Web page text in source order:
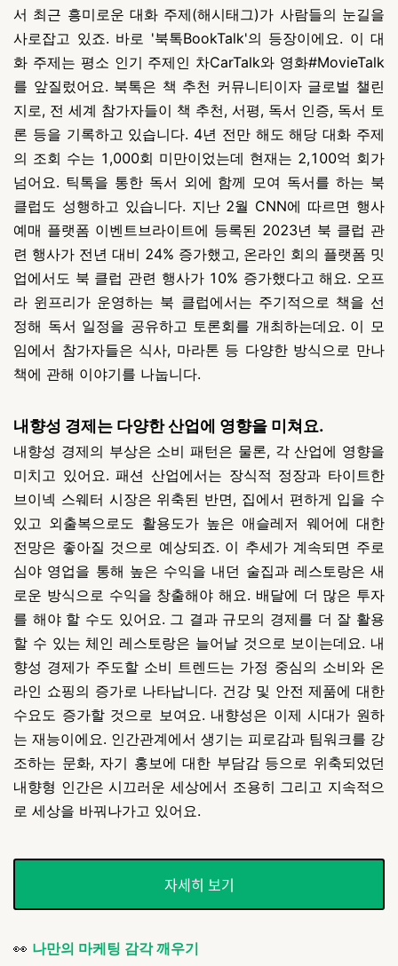
서 최근 흥미로운 대화 주제(해시태그)가 사람들의 눈길을
사로잡고 있죠. 바로 '북톡BookTalk'의 등장이에요. 이 대
화 주제는 평소 인기 주제인 차CarTalk와 영화#MovieTalk
를 앞질렀어요. 북톡은 책 추천 커뮤니티이자 글로벌 챌린
지로, 전 세계 참가자들이 책 추천, 서평, 독서 인증, 독서 토
론 등을 기록하고 있습니다. 4년 전만 해도 해당 대화 주제
의 조회 수는 1,000회 미만이었는데 현재는 2,100억 회가
넘어요. 틱톡을 통한 독서 외에 함께 모여 독서를 하는 북
클럽도 성행하고 있습니다. 지난 2월 CNN에 따르면 행사
예매 플랫폼 이벤트브라이트에 등록된 2023년 북 클럽 관
련 행사가 전년 대비 24% 증가했고, 온라인 회의 플랫폼 밋
업에서도 북 클럽 관련 행사가 10% 증가했다고 해요. 오프
라 윈프리가 운영하는 북 클럽에서는 주기적으로 책을 선
정해 독서 일정을 공유하고 토론회를 개최하는데요. 이 모
임에서 참가자들은 식사, 마라톤 등 다양한 방식으로 만나
책에 관해 이야기를 나눕니다.
내향성 경제는 다양한 산업에 영향을 미쳐요.
내향성 경제의 부상은 소비 패턴은 물론, 각 산업에 영향을
미치고 있어요. 패션 산업에서는 장식적 정장과 타이트한
브이넥 스웨터 시장은 위축된 반면, 집에서 편하게 입을 수
있고 외출복으로도 활용도가 높은 애슬레저 웨어에 대한
전망은 좋아질 것으로 예상되죠. 이 추세가 계속되면 주로
심야 영업을 통해 높은 수익을 내던 술집과 레스토랑은 새
로운 방식으로 수익을 창출해야 해요. 배달에 더 많은 투자
를 해야 할 수도 있어요. 그 결과 규모의 경제를 더 잘 활용
할 수 있는 체인 레스토랑은 늘어날 것으로 보이는데요. 내
향성 경제가 주도할 소비 트렌드는 가정 중심의 소비와 온
라인 쇼핑의 증가로 나타납니다. 건강 및 안전 제품에 대한
수요도 증가할 것으로 보여요. 내향성은 이제 시대가 원하
는 재능이에요. 인간관계에서 생기는 피로감과 팀워크를 강
조하는 문화, 자기 홍보에 대한 부담감 등으로 위축되었던
내향형 인간은 시끄러운 세상에서 조용히 그리고 지속적으
로 세상을 바꿔나가고 있어요.
자세히 보기
👀 나만의 마케팅 감각 깨우기